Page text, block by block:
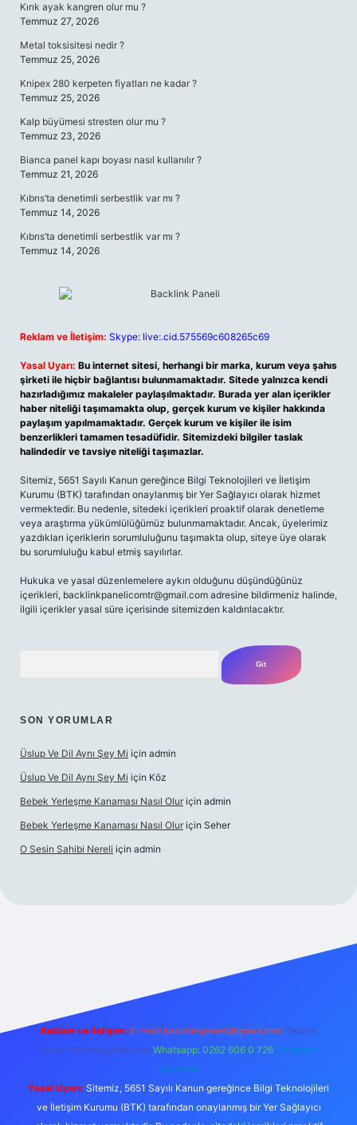
Kırık ayak kangren olur mu ?
Temmuz 27, 2026
Metal toksisitesi nedir ?
Temmuz 25, 2026
Knipex 280 kerpeten fiyatları ne kadar ?
Temmuz 25, 2026
Kalp büyümesi stresten olur mu ?
Temmuz 23, 2026
Bianca panel kapı boyası nasıl kullanılır ?
Temmuz 21, 2026
Kıbrıs’ta denetimli serbestlik var mı ?
Temmuz 14, 2026
Kıbrıs’ta denetimli serbestlik var mı ?
Temmuz 14, 2026
Reklam ve İletişim: Skype: live:.cid.575569c608265c69
Yasal Uyarı: Bu internet sitesi, herhangi bir marka, kurum veya şahıs
şirketi ile hiçbir bağlantısı bulunmamaktadır. Sitede yalnızca kendi
hazırladığımız makaleler paylaşılmaktadır. Burada yer alan içerikler
haber niteliği taşımamakta olup, gerçek kurum ve kişiler hakkında
paylaşım yapılmamaktadır. Gerçek kurum ve kişiler ile isim
benzerlikleri tamamen tesadüfidir. Sitemizdeki bilgiler taslak
halindedir ve tavsiye niteliği taşımazlar.
Sitemiz, 5651 Sayılı Kanun gereğince Bilgi Teknolojileri ve İletişim
Kurumu (BTK) tarafından onaylanmış bir Yer Sağlayıcı olarak hizmet
vermektedir. Bu nedenle, sitedeki içerikleri proaktif olarak denetleme
veya araştırma yükümlülüğümüz bulunmamaktadır. Ancak, üyelerimiz
yazdıkları içeriklerin sorumluluğunu taşımakta olup, siteye üye olarak
bu sorumluluğu kabul etmiş sayılırlar.
Hukuka ve yasal düzenlemelere aykırı olduğunu düşündüğünüz
içerikleri, backlinkpanelicomtr@gmail.com adresine bildirmeniz halinde,
ilgili içerikler yasal süre içerisinde sitemizden kaldırılacaktır.
SON YORUMLAR
Üslup Ve Dil Aynı Şey Mi için admin
Üslup Ve Dil Aynı Şey Mi için Köz
Bebek Yerleşme Kanaması Nasıl Olur için admin
Bebek Yerleşme Kanaması Nasıl Olur için Seher
O Sesin Sahibi Nereli için admin
Reklam ve İletişim: E-mail: backlinkpaneli@gmail.com Teams:
forumhizmeti@gmail.com Whatsapp: 0262 606 0 726 Telegram:
@karabul
Yasal Uyarı: Sitemiz, 5651 Sayılı Kanun gereğince Bilgi Teknolojileri
ve İletişim Kurumu (BTK) tarafından onaylanmış bir Yer Sağlayıcı